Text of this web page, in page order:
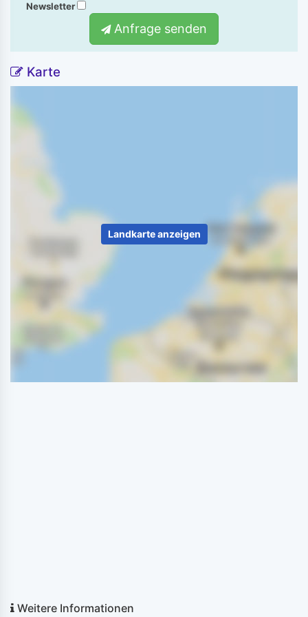
Newsletter
Anfrage senden
Karte
Landkarte anzeigen
Weitere Informationen